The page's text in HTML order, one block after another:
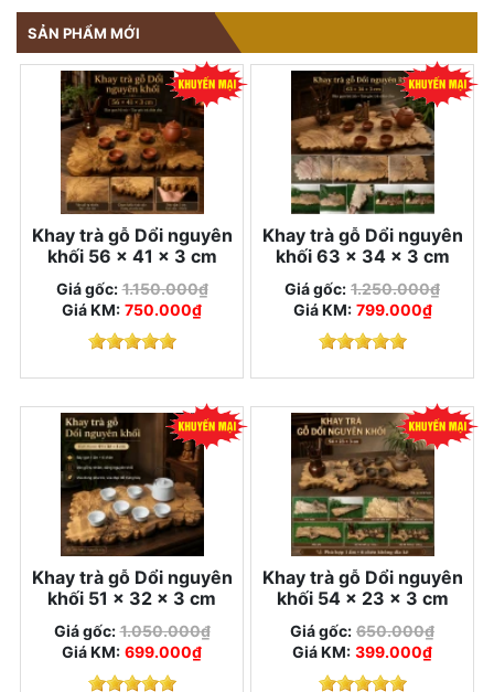
SẢN PHẨM MỚI
Khay trà gỗ Dổi nguyên
khối 56 × 41 × 3 cm
Giá gốc: 1.150.000₫
Giá KM: 750.000₫
Khay trà gỗ Dổi nguyên
khối 63 × 34 × 3 cm
Giá gốc: 1.250.000₫
Giá KM: 799.000₫
Khay trà gỗ Dổi nguyên
khối 51 × 32 × 3 cm
Giá gốc: 1.050.000₫
Giá KM: 699.000₫
Khay trà gỗ Dổi nguyên
khối 54 × 23 × 3 cm
Giá gốc: 650.000₫
Giá KM: 399.000₫